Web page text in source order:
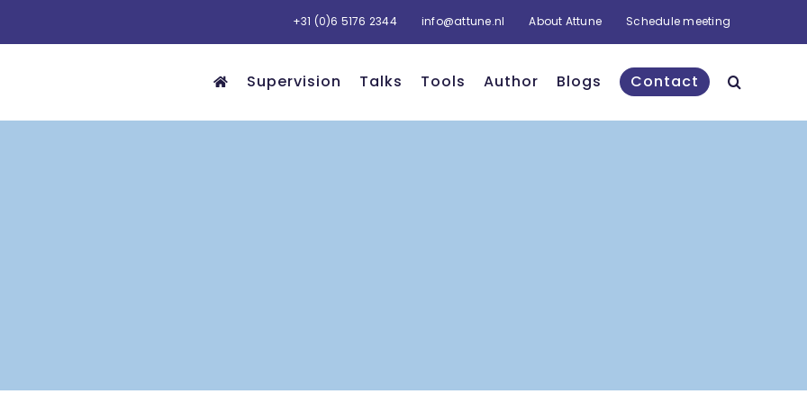
+31 (0)6 5176 2344 info@attune.nl About Attune Schedule meeting
Supervision Talks Tools Author Blogs Contact